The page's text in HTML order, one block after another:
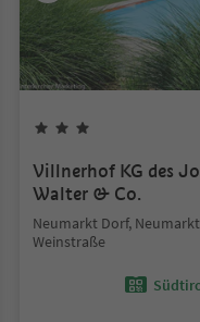
Villnerhof KG des
Walter & Co.
Neumarkt Dorf,
Weinstraße